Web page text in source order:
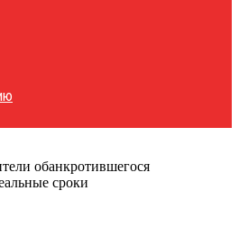
обанкротившегося
сроки